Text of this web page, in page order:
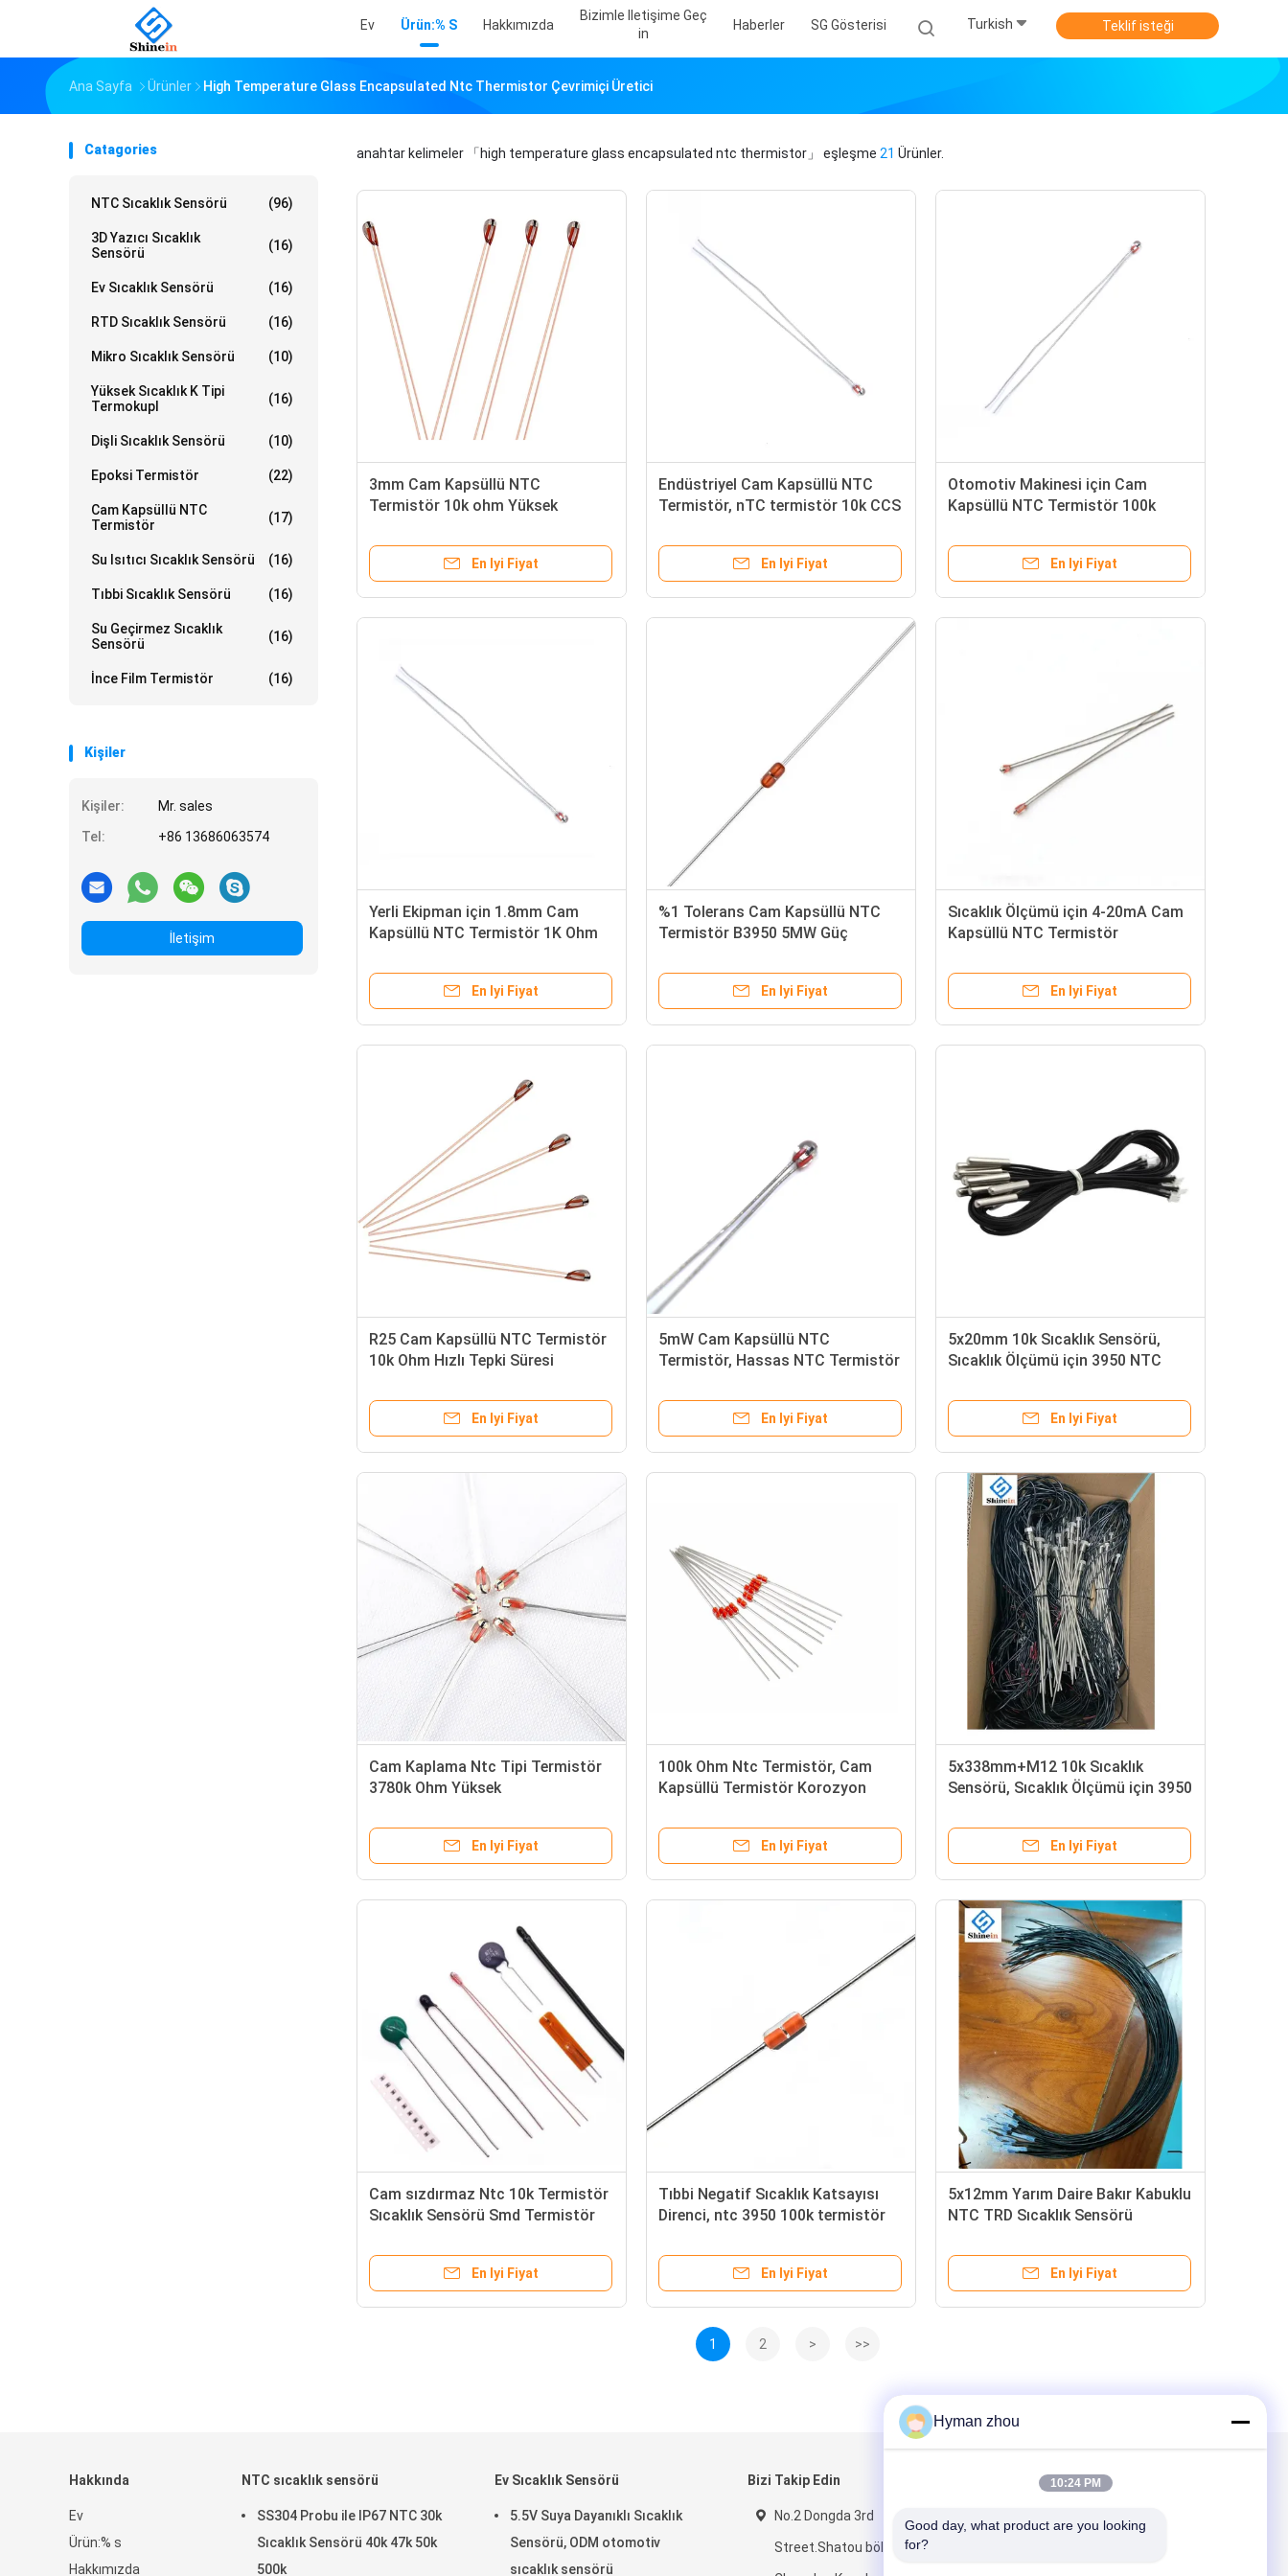
Ev Ürün:% S Hakkımızda
Bizimle Iletişime Geç
In
Haberler SG Gösterisi Turkish Teklif isteği
Ana Sayfa Ürünler High Temperature Glass Encapsulated Ntc Thermistor Çevrimiçi Üretici
Catagories
NTC Sıcaklık Sensörü (96)
3D Yazıcı Sıcaklık
Sensörü
(16)
Ev Sıcaklık Sensörü (16)
RTD Sıcaklık Sensörü (16)
Mikro Sıcaklık Sensörü (10)
Yüksek Sıcaklık K Tipi
Termokupl
(16)
Dişli Sıcaklık Sensörü (10)
Epoksi Termistör (22)
Cam Kapsüllü NTC
Termistör
(17)
Su Isıtıcı Sıcaklık Sensörü (16)
Tıbbi Sıcaklık Sensörü (16)
Su Geçirmez Sıcaklık
Sensörü
(16)
İnce Film Termistör (16)
Kişiler
Kişiler:
Mr. sales
Tel:
+86 13686063574
İletişim
anahtar kelimeler 「high temperature glass encapsulated ntc thermistor」 eşleşme 21 Ürünler.
3mm Cam Kapsüllü NTC
Termistör 10k ohm Yüksek
En Iyi Fiyat
Endüstriyel Cam Kapsüllü NTC
Termistör, nTC termistör 10k CCS
En Iyi Fiyat
Otomotiv Makinesi için Cam
Kapsüllü NTC Termistör 100k
En Iyi Fiyat
Yerli Ekipman için 1.8mm Cam
Kapsüllü NTC Termistör 1K Ohm
En Iyi Fiyat
%1 Tolerans Cam Kapsüllü NTC
Termistör B3950 5MW Güç
En Iyi Fiyat
Sıcaklık Ölçümü için 4-20mA Cam
Kapsüllü NTC Termistör
En Iyi Fiyat
R25 Cam Kapsüllü NTC Termistör
10k Ohm Hızlı Tepki Süresi
En Iyi Fiyat
5mW Cam Kapsüllü NTC
Termistör, Hassas NTC Termistör
En Iyi Fiyat
5x20mm 10k Sıcaklık Sensörü,
Sıcaklık Ölçümü için 3950 NTC
En Iyi Fiyat
Cam Kaplama Ntc Tipi Termistör
3780k Ohm Yüksek
En Iyi Fiyat
100k Ohm Ntc Termistör, Cam
Kapsüllü Termistör Korozyon
En Iyi Fiyat
5x338mm+M12 10k Sıcaklık
Sensörü, Sıcaklık Ölçümü için 3950
En Iyi Fiyat
Cam sızdırmaz Ntc 10k Termistör
Sıcaklık Sensörü Smd Termistör
En Iyi Fiyat
Tıbbi Negatif Sıcaklık Katsayısı
Direnci, ntc 3950 100k termistör
En Iyi Fiyat
5x12mm Yarım Daire Bakır Kabuklu
NTC TRD Sıcaklık Sensörü
En Iyi Fiyat
1 2 > >>
Hakkında
Ev
Ürün:% s
Hakkımızda
NTC sıcaklık sensörü
SS304 Probu ile IP67 NTC 30k
Sıcaklık Sensörü 40k 47k 50k
500k
Ev Sıcaklık Sensörü
5.5V Suya Dayanıklı Sıcaklık
Sensörü, ODM otomotiv
sıcaklık sensörü
Bizi Takip Edin
No.2 Dongda 3rd
Street.Shatou bölgesi
Mail Gönder
Hyman zhou
10:24 PM
Good day, what product are you looking
for?